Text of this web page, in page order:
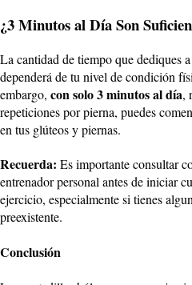
¿3 Minutos al Día Son
La cantidad de tiempo que dediques
dependerá de tu nivel de condición
embargo, con solo 3 minutos al día,
repeticiones por pierna, puedes
en tus glúteos y piernas.
Recuerda: Es importante consultar
entrenador personal antes de iniciar
ejercicio, especialmente si tienes
preexistente.
Conclusión